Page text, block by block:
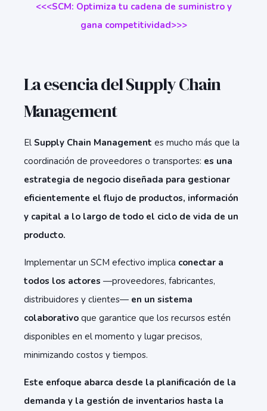
<<<SCM: Optimiza tu cadena de suministro y
gana competitividad>>>
La esencia del Supply Chain
Management
El Supply Chain Management es mucho más que la
coordinación de proveedores o transportes: es una
estrategia de negocio diseñada para gestionar
eficientemente el flujo de productos, información
y capital a lo largo de todo el ciclo de vida de un
producto.
Implementar un SCM efectivo implica conectar a
todos los actores —proveedores, fabricantes,
distribuidores y clientes— en un sistema
colaborativo que garantice que los recursos estén
disponibles en el momento y lugar precisos,
minimizando costos y tiempos.
Este enfoque abarca desde la planificación de la
demanda y la gestión de inventarios hasta la